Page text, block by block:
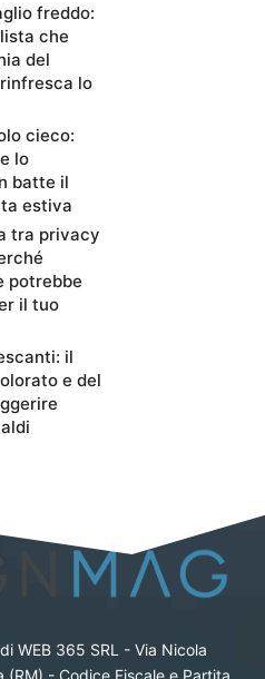
freddo:
che
del
lo
cieco:
lo
batte il
estiva
tra privacy
potrebbe
il tuo
il
e del
WEB 365 SRL - Via Nicola
(RM) - Codice Fiscale e Partita